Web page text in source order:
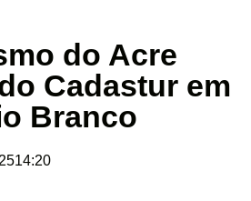
do Acre
Cadastur em
Branco
14:20